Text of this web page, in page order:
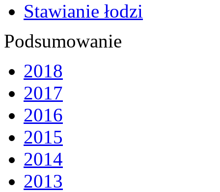
Stawianie łodzi
Podsumowanie
2018
2017
2016
2015
2014
2013